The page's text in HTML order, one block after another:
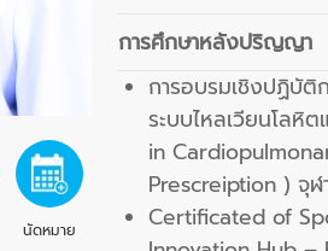
นัดหมาย
การศึกษาหลังปริญญา
การอบรมเชิงปฏิบัติ
ระบบไหลเวียนโลหิ
in
Prescreiption ) จุ
Certificated of